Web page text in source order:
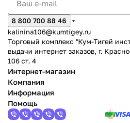
8 800 700 88 46
kalinina106@kumtigey.ru
Торговый комплекс "Кум-Тигей
выдачи интернет заказов, г.
106 ст. 4
Интернет-магазин
Компания
Информация
Помощь